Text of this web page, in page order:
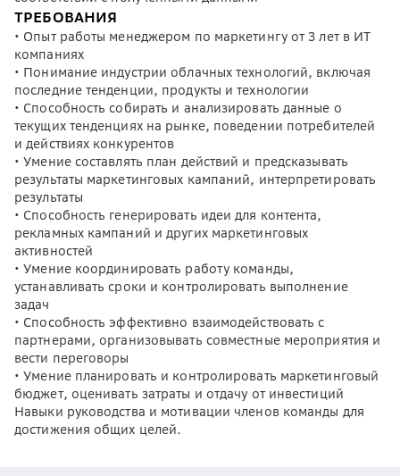
ТРЕБОВАНИЯ
• Опыт работы менеджером по маркетингу от 3 лет в ИТ
компаниях
• Понимание индустрии облачных технологий, включая
последние тенденции, продукты и технологии
• Способность собирать и анализировать данные о
текущих тенденциях на рынке, поведении потребителей
и действиях конкурентов
• Умение составлять план действий и предсказывать
результаты маркетинговых кампаний, интерпретировать
результаты
• Способность генерировать идеи для контента,
рекламных кампаний и других маркетинговых
активностей
• Умение координировать работу команды,
устанавливать сроки и контролировать выполнение
задач
• Способность эффективно взаимодействовать с
партнерами, организовывать совместные мероприятия и
вести переговоры
• Умение планировать и контролировать маркетинговый
бюджет, оценивать затраты и отдачу от инвестиций
Навыки руководства и мотивации членов команды для
достижения общих целей.